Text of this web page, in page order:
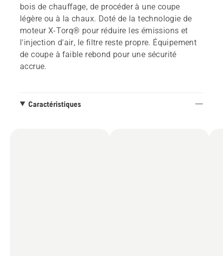
bois de chauffage, de procéder à une coupe
légère ou à la chaux. Doté de la technologie de
moteur X-Torq® pour réduire les émissions et
l'injection d'air, le filtre reste propre. Équipement
de coupe à faible rebond pour une sécurité
accrue.
Caractéristiques